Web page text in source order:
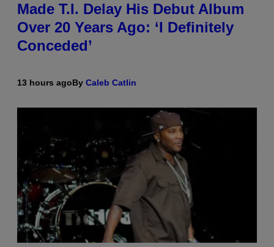
Made T.I. Delay His Debut Album
Over 20 Years Ago: ‘I Definitely
Conceded’
13 hours agoBy Caleb Catlin